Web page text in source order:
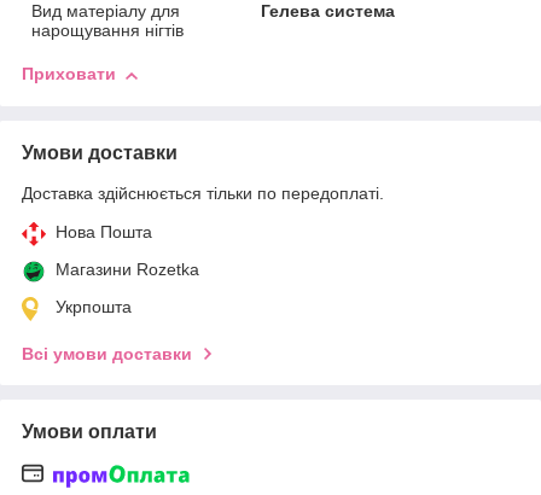
Вид матеріалу для
нарощування нігтів
Гелева система
Приховати
Умови доставки
Доставка здійснюється тільки по передоплаті.
Нова Пошта
Магазини Rozetka
Укрпошта
Всі умови доставки
Умови оплати